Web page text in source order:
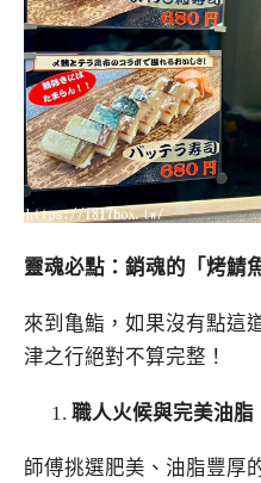
靈魂必點：銷魂的「烤鯖
來到亀鮨，如果沒有點這
津之行絕對不算完整！
職人火候與完美油脂
師傅挑選肥美、油脂豐厚